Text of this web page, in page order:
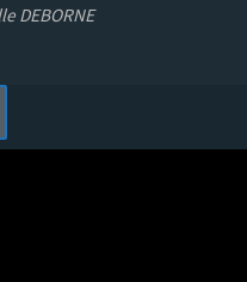
DEBORNE